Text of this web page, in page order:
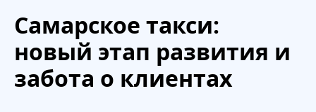
Самарское такси:
новый этап развития и
забота о клиентах